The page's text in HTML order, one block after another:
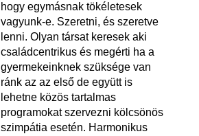
hogy egymásnak tökéletesek
vagyunk-e. Szeretni, és szeretve
lenni. Olyan társat keresek aki
családcentrikus és megérti ha a
gyermekeinknek szüksége van
ránk az az első de együtt is
lehetne közös tartalmas
programokat szervezni kölcsönös
szimpátia esetén. Harmonikus